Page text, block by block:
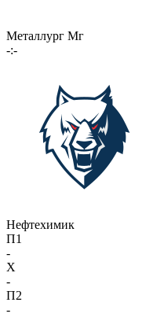
Металлург Мг
-:-
Нефтехимик
П1
-
X
-
П2
-